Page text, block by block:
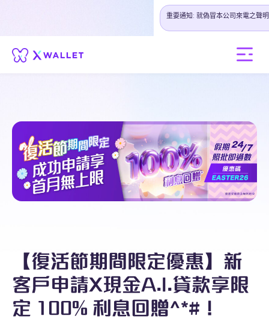
重要通知: 就偽冒本公司來電之聲明
【復活節期間限定優惠】新
客戶申請X現金A.I.貸款享限
定 100% 利息回贈^*#！